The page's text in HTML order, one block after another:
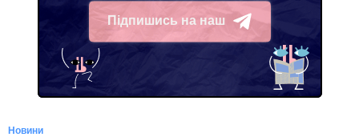
Підпишись на наш
Telegram
Новини